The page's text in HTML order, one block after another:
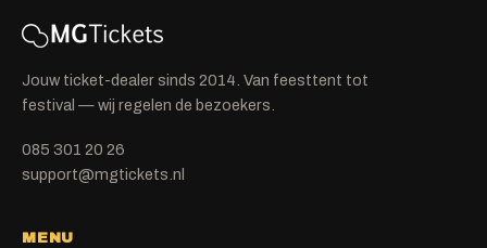
Jouw ticket-dealer sinds 2014. Van feesttent tot
festival — wij regelen de bezoekers.
085 301 20 26
support@mgtickets.nl
MENU